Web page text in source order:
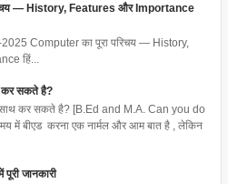
— History, Features और Importance
Computer का पूरा परिचय — History,
हिं...
कर सकते है?
साथ कर सकते है? [B.Ed and M.A. Can you do
में बीएड करना एक नार्मल और आम बात है , लेकिन
जानकारी